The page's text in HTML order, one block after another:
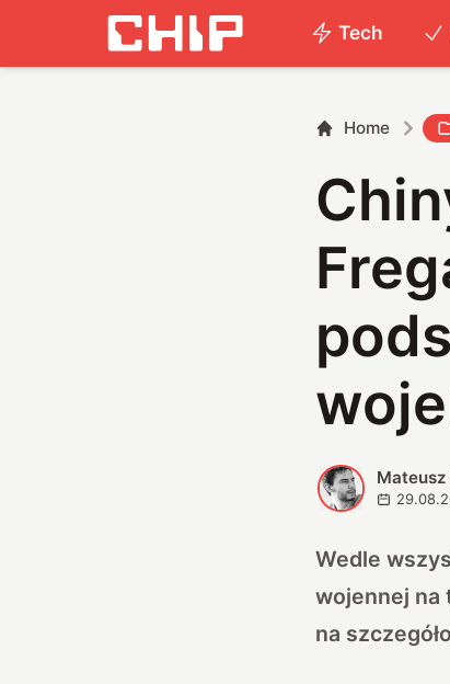
Tech
Home
M Mateusz
Wedle
wojennej na
na